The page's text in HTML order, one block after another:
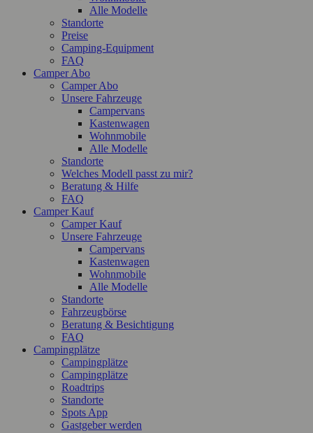
Alle Modelle
Standorte
Preise
Camping-Equipment
FAQ
Camper Abo
Camper Abo
Unsere Fahrzeuge
Campervans
Kastenwagen
Wohnmobile
Alle Modelle
Standorte
Welches Modell passt zu mir?
Beratung & Hilfe
FAQ
Camper Kauf
Camper Kauf
Unsere Fahrzeuge
Campervans
Kastenwagen
Wohnmobile
Alle Modelle
Standorte
Fahrzeugbörse
Beratung & Besichtigung
FAQ
Campingplätze
Campingplätze
Campingplätze
Roadtrips
Standorte
Spots App
Gastgeber werden